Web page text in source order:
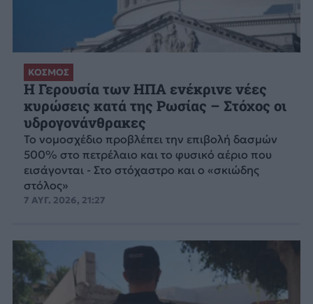
ΚΟΣΜΟΣ
Η Γερουσία των ΗΠΑ ενέκρινε νέες
κυρώσεις κατά της Ρωσίας – Στόχος οι
υδρογονάνθρακες
Το νομοσχέδιο προβλέπει την επιβολή δασμών
500% στο πετρέλαιο και το φυσικό αέριο που
εισάγονται - Στο στόχαστρο και ο «σκιώδης
στόλος»
7 ΑΥΓ. 2026, 21:27